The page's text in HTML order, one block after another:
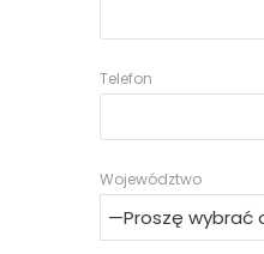
Telefon
Województwo